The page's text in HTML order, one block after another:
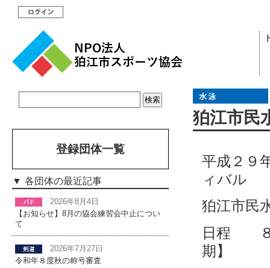
狛江市民
平成２９
ィバル
狛江市民
日程 ８
期】
登録団体一覧
各団体の最近記事
2026年8月4日
【お知らせ】8月の協会練習会中止につい
て
2026年7月27日
令和年８度秋の称号審査